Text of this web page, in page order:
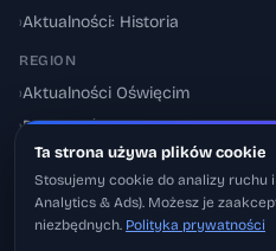
›Aktualności: Historia
REGION
›Aktualności Oświęcim
›Powiat oświęcimski
Utrudnienia drogowe
Ta strona używa plików cookie
Stosujemy cookie do analizy ruchu
Analytics & Ads). Możesz je
niezbędnych. Polityka prywatności